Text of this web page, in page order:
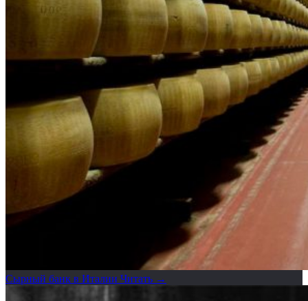
Сырный банк в Италии Читать →